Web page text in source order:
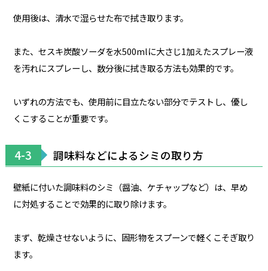
使用後は、清水で湿らせた布で拭き取ります。
また、セスキ炭酸ソーダを水500mlに大さじ1加えたスプレー液
を汚れにスプレーし、数分後に拭き取る方法も効果的です。
いずれの方法でも、使用前に目立たない部分でテストし、優し
くこすることが重要です。
4-3 調味料などによるシミの取り方
壁紙に付いた調味料のシミ（醤油、ケチャップなど）は、早め
に対処することで効果的に取り除けます。
まず、乾燥させないように、固形物をスプーンで軽くこそぎ取り
ます。